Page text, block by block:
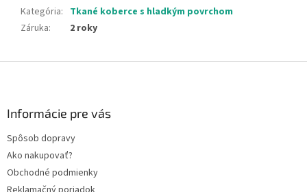
Kategória: Tkané koberce s hladkým povrchom
Záruka: 2 roky
Informácie pre vás
Spôsob dopravy
Ako nakupovať?
Obchodné podmienky